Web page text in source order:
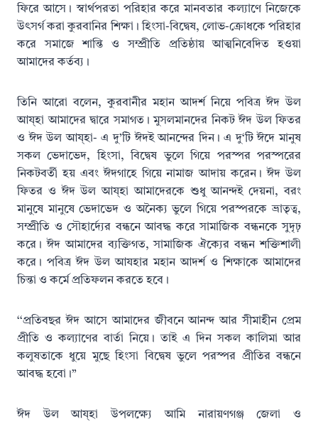
ফিরে আসে। স্বার্থপরতা পরিহার করে মানবতার কল্যাণে নিজেকে
উৎসর্গ করা কুরবানির শিক্ষা। হিংসা-বিদ্বেষ, লোভ-ক্রোধকে পরিহার
করে সমাজে শান্তি ও সম্প্রীতি প্রতিষ্ঠায় আত্মনিবেদিত হওয়া
আমাদের কর্তব্য।
তিনি আরো বলেন, কুরবানীর মহান আদর্শ নিয়ে পবিত্র ঈদ উল
আয্হা আমাদের দ্বারে সমাগত। মুসলমানদের নিকট ঈদ উল ফিতর
ও ঈদ উল আয্হা- এ দু’টি ঈদই আনন্দের দিন। এ দু‘টি ঈদে মানুষ
সকল ভেদাভেদ, হিংসা, বিদ্বেষ ভুলে গিয়ে পরস্পর পরস্পরের
নিকটবর্তী হয় এবং ঈদগাহে গিয়ে নামাজ আদায় করেন। ঈদ উল
ফিতর ও ঈদ উল আয্হা আমাদেরকে শুধু আনন্দই দেয়না, বরং
মানুষে মানুষে ভেদাভেদ ও অনৈক্য ভুলে গিয়ে পরস্পরকে ভ্রাতৃত্ব,
সম্প্রীতি ও সৌহার্দ্যের বন্ধনে আবদ্ধ করে সামাজিক বন্ধনকে সুদৃঢ়
করে। ঈদ আমাদের ব্যক্তিগত, সামাজিক ঐক্যের বন্ধন শক্তিশালী
করে। পবিত্র ঈদ উল আযহার মহান আদর্শ ও শিক্ষাকে আমাদের
চিন্তা ও কর্মে প্রতিফলন করতে হবে।
‘‘প্রতিবছর ঈদ আসে আমাদের জীবনে আনন্দ আর সীমাহীন প্রেম
প্রীতি ও কল্যাণের বার্তা নিয়ে। তাই এ দিন সকল কালিমা আর
কলুষতাকে ধুয়ে মুছে হিংসা বিদ্বেষ ভুলে পরস্পর প্রীতির বন্ধনে
আবদ্ধ হবো।”
ঈদ উল আয্হা উপলক্ষ্যে আমি নারায়ণগঞ্জ জেলা ও